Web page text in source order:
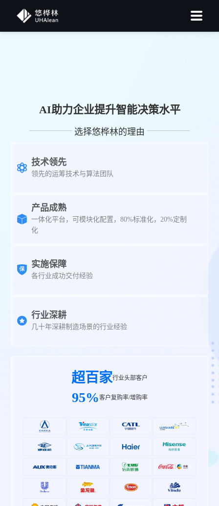
AI助力企业提升智能决策水平
选择悠桦林的理由
技术领先
领先的运筹技术与算法团队
产品成熟
一体化平台，可模块化配置，80%标准化，20%定制
化
实施保障
各行业成功交付经验
行业深耕
几十年深耕制造场景的行业经验
超百家行业头部客户
95%客户复购率/增购率